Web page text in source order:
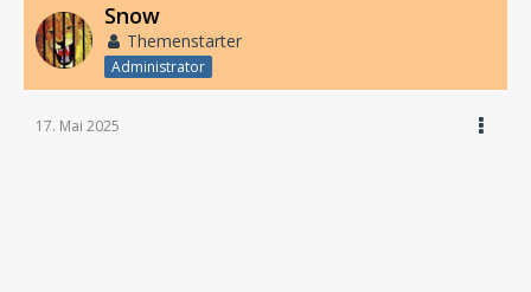
Snow
Themenstarter
Administrator
17. Mai 2025